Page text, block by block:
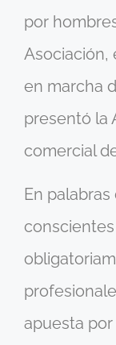
por
Asociación,
en marcha
presentó la
comercial
En palabras
apuesta